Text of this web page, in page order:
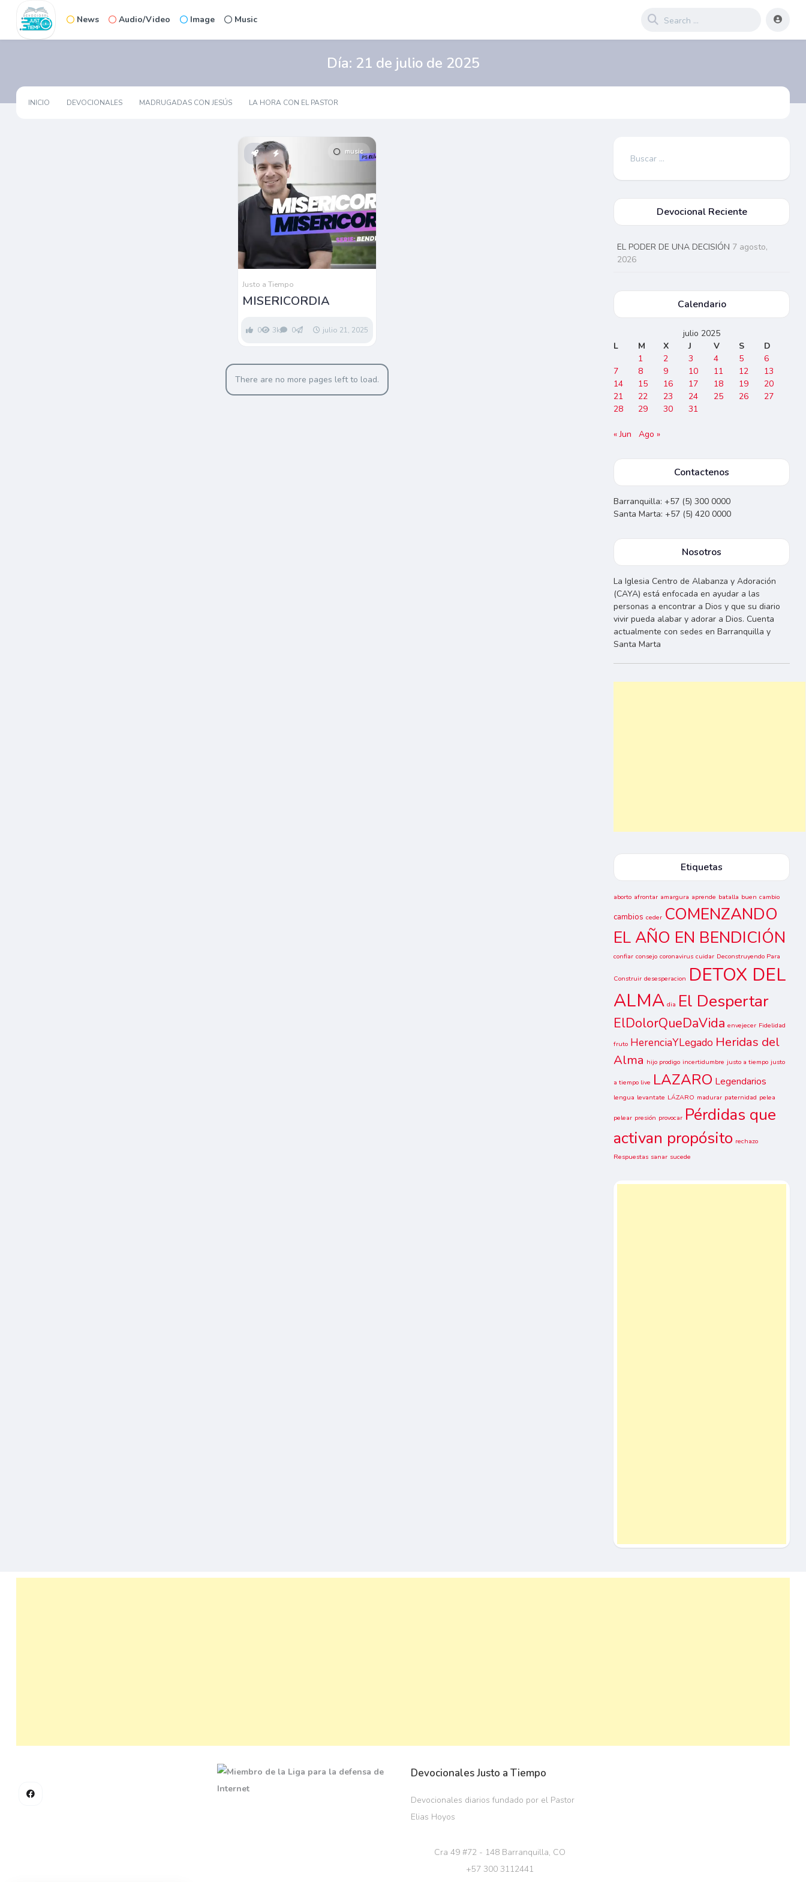
News Audio/Video Image Music
Día: 21 de julio de 2025
INICIO DEVOCIONALES MADRUGADAS CON JESÚS LA HORA CON EL PASTOR
music
Justo a Tiempo
MISERICORDIA
0 3k 0 julio 21, 2025
There are no more pages left to load.
Buscar:
Devocional Reciente
EL PODER DE UNA DECISIÓN 7 agosto,
2026
Calendario
julio 2025
L
M X J V S
D
1
2 3 4 5
6
7
8 9 10 11 12
13
14
15 16 17 18 19
20
21
22 23 24 25 26
27
28
29 30 31
« Jun Ago »
Contactenos
Barranquilla: +57 (5) 300 0000
Santa Marta: +57 (5) 420 0000
Nosotros
La Iglesia Centro de Alabanza y Adoración
(CAYA) está enfocada en ayudar a las
personas a encontrar a Dios y que su diario
vivir pueda alabar y adorar a Dios. Cuenta
actualmente con sedes en Barranquilla y
Santa Marta
Etiquetas
aborto afrontar amargura aprende batalla buen cambio
cambios ceder COMENZANDO
EL AÑO EN BENDICIÓN
confiar consejo coronavirus cuidar Deconstruyendo Para
Construir desesperacion DETOX DEL
ALMA dia El Despertar
ElDolorQueDaVida envejecer Fidelidad
fruto HerenciaYLegado Heridas del
Alma hijo prodigo incertidumbre justo a tiempo justo
a tiempo live LAZARO Legendarios
lengua levantate LÁZARO madurar paternidad pelea
pelear presión provocar Pérdidas que
activan propósito rechazo
Respuestas sanar sucede
Devocionales Justo a Tiempo
Devocionales diarios fundado por el Pastor
Elias Hoyos
Cra 49 #72 - 148 Barranquilla, CO
+57 300 3112441